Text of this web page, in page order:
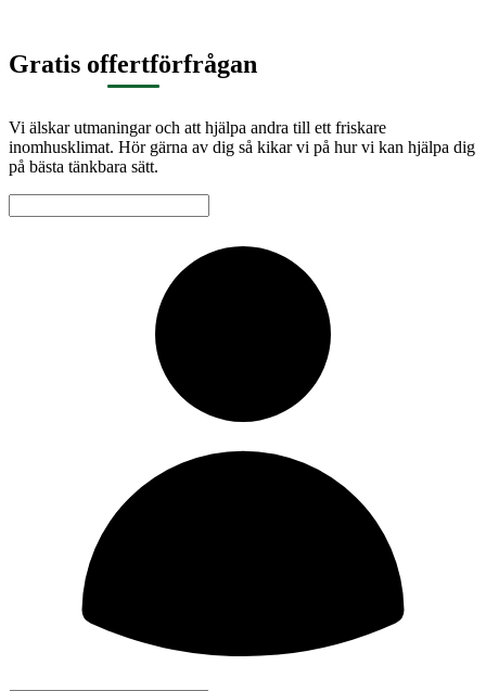
Gratis offertförfrågan
Vi älskar utmaningar och att hjälpa andra till ett friskare
inomhusklimat. Hör gärna av dig så kikar vi på hur vi kan hjälpa dig
på bästa tänkbara sätt.